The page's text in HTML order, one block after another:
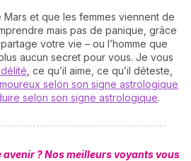
Mars et que les femmes viennent de
mais pas de panique, grâce
votre vie – ou l’homme que
aucun secret pour vous. Je vous
, ce qu’il aime, ce qu’il déteste,
selon son signe astrologique
selon son signe astrologique.
avenir ?Nos meilleurs voyants vous